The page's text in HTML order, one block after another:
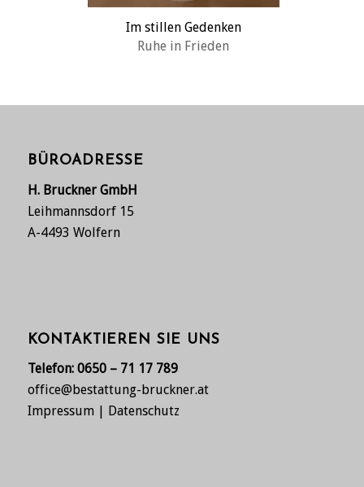
Im stillen Gedenken
Ruhe in Frieden
BÜROADRESSE
H. Bruckner GmbH
Leihmannsdorf 15
A-4493 Wolfern
KONTAKTIEREN SIE UNS
Telefon: 0650 – 71 17 789
office@bestattung-bruckner.at
Impressum| Datenschutz